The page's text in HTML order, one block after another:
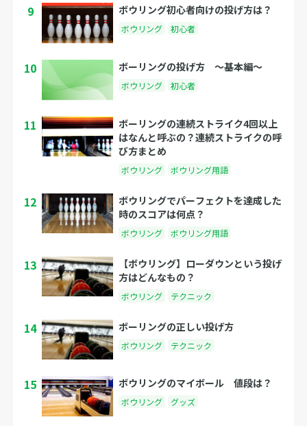
9 ボウリング初心者向けの投げ方は？
ボウリング 初心者
10 ボーリングの投げ方 〜基本編〜
ボウリング 初心者
11
ボーリングの連続ストライク4回以上
はなんと呼ぶの？連続ストライクの呼
び方まとめ
ボウリング ボウリング用語
12
ボウリングでパーフェクトを達成した
時のスコアは何点？
ボウリング ボウリング用語
13
【ボウリング】ローダウンという投げ
方はどんなもの？
ボウリング テクニック
14 ボーリングの正しい投げ方
ボウリング テクニック
15 ボウリングのマイボール 値段は？
ボウリング グッズ